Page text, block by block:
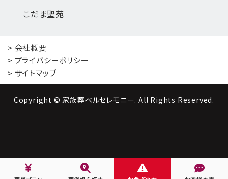
こだま聖苑
> 会社概要
> プライバシーポリシー
> サイトマップ
Copyright © 家族葬ベルセレモニー. All Rights Reserved.